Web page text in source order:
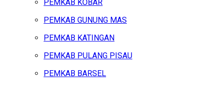
PEMKAB KOBAR
PEMKAB GUNUNG MAS
PEMKAB KATINGAN
PEMKAB PULANG PISAU
PEMKAB BARSEL